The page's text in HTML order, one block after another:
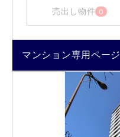
売出し物件 0
マンション専用ページ